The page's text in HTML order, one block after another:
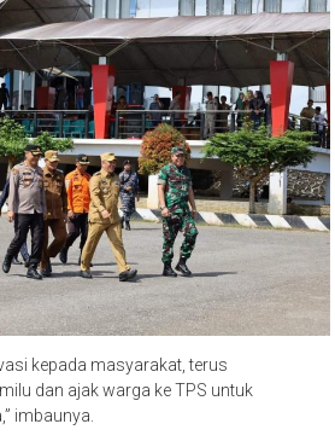
kepada masyarakat, terus
dan ajak warga ke TPS untuk
imbaunya.